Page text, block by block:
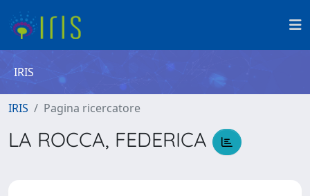
IRIS
IRIS Pagina ricercatore
LA ROCCA, FEDERICA